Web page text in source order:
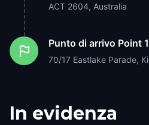
ACT 2604, Australia
Punto di arrivo Point
70/17 Eastlake Parade,
In evidenza